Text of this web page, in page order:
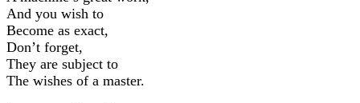
And you wish to
Become as exact,
Don’t forget,
They are subject to
The wishes of a master.